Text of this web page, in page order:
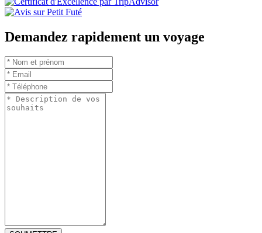
Demandez rapidement un voyage